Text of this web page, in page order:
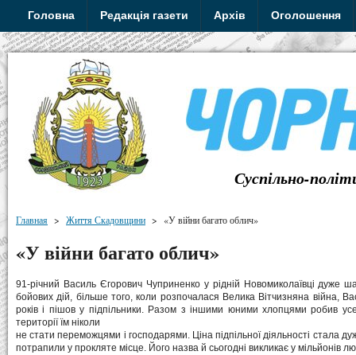
Головна Редакція газети Архів Оголошення
Суспільно-
Главная > Життя Скадовщини > «У війни багато облич»
«У війни багато облич»
91-річний Василь Єгорович Чуприненко у рідній Новомиколаївці дуже
бойових дій, більше того, коли розпочалася Велика Вітчизняна війна,
років і пішов у підпільники. Разом з іншими юними хлопцями робив
території їм ніколи
не стати переможцями і господарями. Ціна підпільної діяльності стала
потрапили у прокляте місце. Його назва й сьогодні викликає у мільйонів